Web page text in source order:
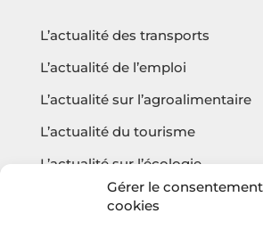
Gérer le
cookies
L’actualité des transports
L’actualité de l’emploi
L’actualité sur l’agroalimentaire
L’actualité du tourisme
L’actualité sur l’écologie